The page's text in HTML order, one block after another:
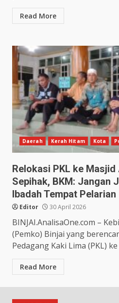
Read More
Daerah Kerah Hitam Kota
Relokasi PKL ke Masjid
Sepihak, BKM: Jangan
Ibadah Tempat Pelarian
Editor 30 April 2026
BINJAI.AnalisaOne.com –
(Pemko) Binjai yang
Pedagang Kaki Lima (PKL)
Read More